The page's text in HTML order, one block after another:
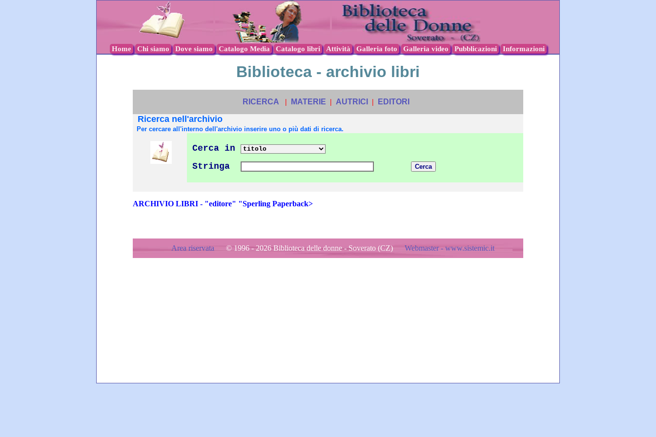
Home Chi siamo Dove siamo Catalogo Media Catalogo libri Attività Galleria foto Galleria video Pubblicazioni Informazioni
Biblioteca - archivio libri
RICERCA | MATERIE | AUTRICI | EDITORI
Ricerca nell'archivio
Per cercare all'interno dell'archivio inserire uno o più dati di ricerca.
Cerca in
Stringa
ARCHIVIO LIBRI - "editore" "Sperling Paperback>
Area riservata © 1996 - 2026 Biblioteca delle donne - Soverato (CZ) Webmaster - www.sistemic.it